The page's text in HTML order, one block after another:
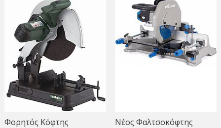
Φορητός Κόφτης
Νέος Φαλτσοκόφτης